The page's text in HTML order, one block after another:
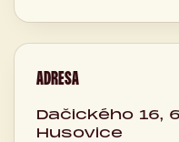
ADRESA
Dačického 16,
Husovice